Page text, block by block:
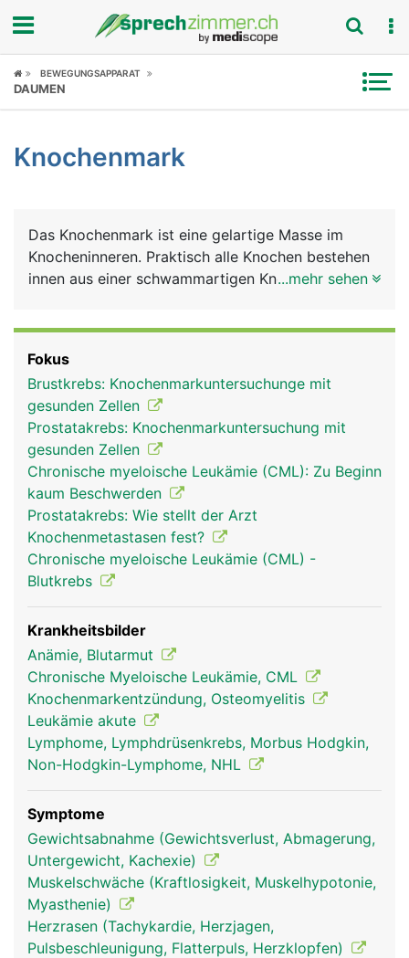
Fokus
Symptome
News
Rubriken
BEWEGUNGSAPPARAT
DAUMEN
Knochenmark
Das Knochenmark ist eine gelartige Masse im
Knocheninneren. Praktisch alle Knochen bestehen
innen aus einer schwammartigen Knochenstruktur,
Blutzellen gebildet, die wichtige Aufgaben erfüllen.
Diese umfassen die roten Blutkörperchen
(Erythrozyten) zum Sauerstofftransport im Blut,
die weissen Blutkörperchen (Leukozyten) zur
Abwehr von Infektionen und die Blutplättchen
(Thrombozyten) zur Blutstillung. Im Knochenmark
wird ausserdem ein Teil des Blutes als "Reserve"
gespeichert. Bei einer Verletzung mit schnellem
Blutverlust können diese Blutreserven
herangezogen werden. Knochenmark ist nicht zu
verwechseln mit dem Rückenmark in der
Wirbelsäule.
...mehr sehen
Fokus
Brustkrebs: Knochenmarkuntersuchunge mit
gesunden Zellen
Prostatakrebs: Knochenmarkuntersuchung mit
gesunden Zellen
Chronische myeloische Leukämie (CML): Zu Beginn
kaum Beschwerden
Prostatakrebs: Wie stellt der Arzt
Knochenmetastasen fest?
Chronische myeloische Leukämie (CML) -
Blutkrebs
Krankheitsbilder
Anämie, Blutarmut
Chronische Myeloische Leukämie, CML
Knochenmarkentzündung, Osteomyelitis
Leukämie akute
Lymphome, Lymphdrüsenkrebs, Morbus Hodgkin,
Non-Hodgkin-Lymphome, NHL
Symptome
Gewichtsabnahme (Gewichtsverlust, Abmagerung,
Untergewicht, Kachexie)
Muskelschwäche (Kraftlosigkeit, Muskelhypotonie,
Myasthenie)
Herzrasen (Tachykardie, Herzjagen,
Pulsbeschleunigung, Flatterpuls, Herzklopfen)